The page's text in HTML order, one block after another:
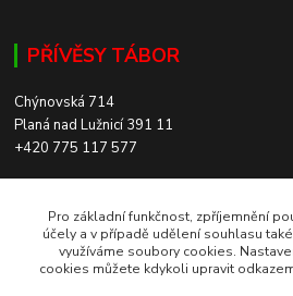
PŘÍVĚSY TÁBOR
Chýnovská 714
Planá nad Lužnicí 391 11
+420 775 117 577
ROZVOZ PO CELÉ ČR
Pro základní funkčnost, zpříjemnění
účely a v případě udělení souhlasu
využíváme soubory cookies.
cookies můžete kdykoli upravit